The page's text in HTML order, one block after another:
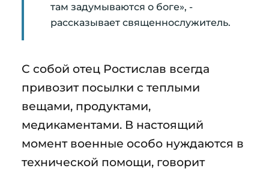
там задумываются о боге», -
рассказывает священнослужитель.
С собой отец Ростислав всегда
привозит посылки с теплыми
вещами, продуктами,
медикаментами. В настоящий
момент военные особо нуждаются в
технической помощи, говорит